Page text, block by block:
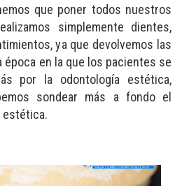
que poner todos nuestros
simplemente dientes,
ya que devolvemos las
época en la que los pacientes se
por la odontología estética,
sondear más a fondo el
estética.